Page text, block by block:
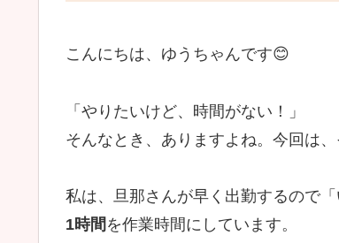
こんにちは、ゆうちゃんです😊
「やりたいけど、時間がない！」
そんなとき、ありますよね。今回は
私は、旦那さんが早く出勤するので
1時間 を作業時間にしています。